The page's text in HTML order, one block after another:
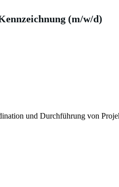
(m/w/d)
und Durchführung von